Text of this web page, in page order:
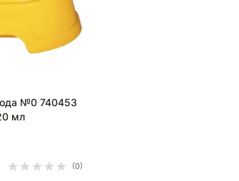
№0 740453
мл
(0)